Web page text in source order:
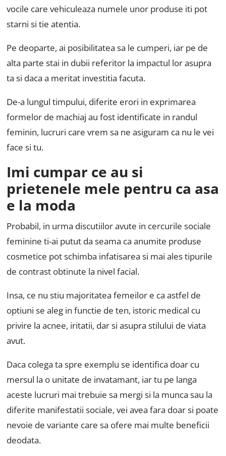
vocile care vehiculeaza numele unor produse iti pot
starni si tie atentia.
Pe deoparte, ai posibilitatea sa le cumperi, iar pe de
alta parte stai in dubii referitor la impactul lor asupra
ta si daca a meritat investitia facuta.
De-a lungul timpului, diferite erori in exprimarea
formelor de machiaj au fost identificate in randul
feminin, lucruri care vrem sa ne asiguram ca nu le vei
face si tu.
Imi cumpar ce au si
prietenele mele pentru ca asa
e la moda
Probabil, in urma discutiilor avute in cercurile sociale
feminine ti-ai putut da seama ca anumite produse
cosmetice pot schimba infatisarea si mai ales tipurile
de contrast obtinute la nivel facial.
Insa, ce nu stiu majoritatea femeilor e ca astfel de
optiuni se aleg in functie de ten, istoric medical cu
privire la acnee, iritatii, dar si asupra stilului de viata
avut.
Daca colega ta spre exemplu se identifica doar cu
mersul la o unitate de invatamant, iar tu pe langa
aceste lucruri mai trebuie sa mergi si la munca sau la
diferite manifestatii sociale, vei avea fara doar si poate
nevoie de variante care sa ofere mai multe beneficii
deodata.